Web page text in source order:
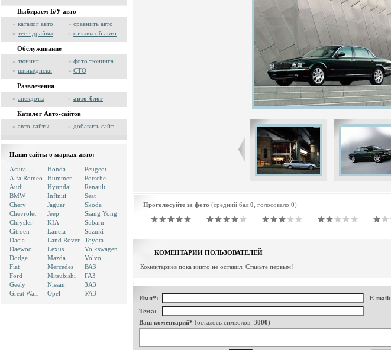
Выбираем Б/У авто
» каталог авто » сравнить авто
» тест-драйвы » отзывы об авто
Обслуживание
» тюнинг » фото тюнинга
» шины/диски » СТО
Развлечения
» анекдоты » авто-блог
Каталог Авто-сайтов
» авто-сайты » добавить сайт
Наши сайты о марках авто:
Acura
Alfa Romeo
Audi
BMW
Chery
Chevrolet
Chrysler
Citroen
Dacia
Daewoo
Dodge
Fiat
Ford
Geely
Great Wall
Honda
Hummer
Hyundai
Infiniti
Jaguar
Jeep
KIA
Lancia
Land Rover
Lexus
Mazda
Mercedes
Mitsubishi
Nissan
Opel
Peugeot
Porsche
Renault
Seat
Skoda
Ssang Yong
Subaru
Suzuki
Toyota
Volkswagen
Volvo
ВАЗ
ГАЗ
ЗАЗ
УАЗ
Проголосуйте за фото (средний бал 0 , голосовало 0)
КОМЕНТАРИИ ПОЛЬЗОВАТЕЛЕЙ
Коментариев пока никто не оставил. Станьте первым!
Имя*: E-mail:
Тема:
Ваш коментарий* (осталось символов: 3000)